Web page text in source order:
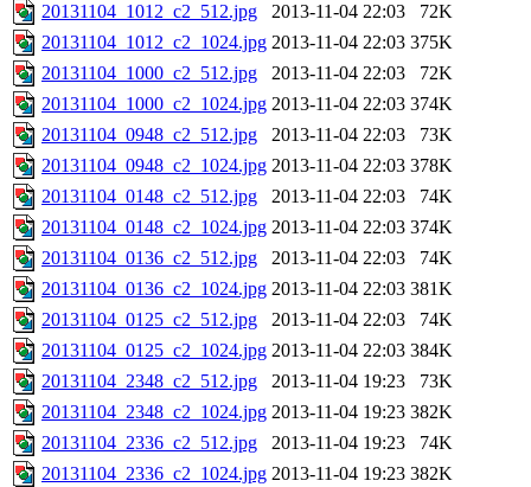
20131104_1012_c2_512.jpg
2013-11-04 22:03
72K
20131104_1012_c2_1024.jpg 2013-11-04 22:03 375K
20131104_1000_c2_512.jpg
2013-11-04 22:03
72K
20131104_1000_c2_1024.jpg 2013-11-04 22:03 374K
20131104_0948_c2_512.jpg
2013-11-04 22:03
73K
20131104_0948_c2_1024.jpg 2013-11-04 22:03 378K
20131104_0148_c2_512.jpg
2013-11-04 22:03
74K
20131104_0148_c2_1024.jpg 2013-11-04 22:03 374K
20131104_0136_c2_512.jpg
2013-11-04 22:03
74K
20131104_0136_c2_1024.jpg 2013-11-04 22:03 381K
20131104_0125_c2_512.jpg
2013-11-04 22:03
74K
20131104_0125_c2_1024.jpg 2013-11-04 22:03 384K
20131104_2348_c2_512.jpg
2013-11-04 19:23
73K
20131104_2348_c2_1024.jpg 2013-11-04 19:23 382K
20131104_2336_c2_512.jpg
2013-11-04 19:23
74K
20131104_2336_c2_1024.jpg 2013-11-04 19:23 382K